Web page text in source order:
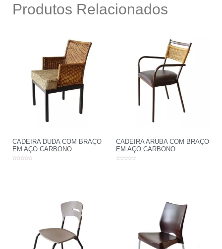
Produtos Relacionados
CADEIRA DUDA COM BRAÇO
EM AÇO CARBONO
CADEIRA ARUBA COM BRAÇO
EM AÇO CARBONO